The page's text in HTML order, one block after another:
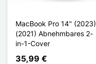
MacBook Pro 14" (2023)
(2021) Abnehmbares 2-
in-1-Cover
35,99 €